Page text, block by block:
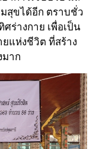
สุขได้อีก ตราบชั่ว
ร่างกาย เพื่อเป็น
แห่งชีวิต ที่สร้าง
าก